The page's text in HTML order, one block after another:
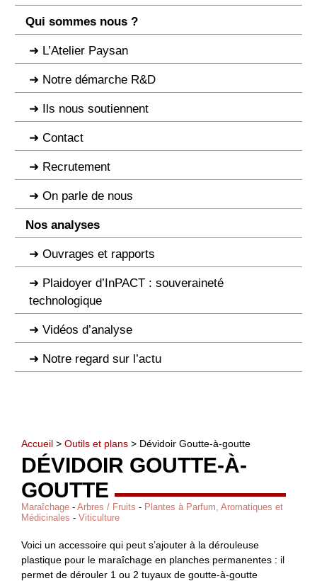
Qui sommes nous ?
L’Atelier Paysan
Notre démarche R&D
Ils nous soutiennent
Contact
Recrutement
On parle de nous
Nos analyses
Ouvrages et rapports
Plaidoyer d’InPACT : souveraineté
technologique
Vidéos d’analyse
Notre regard sur l’actu
Accueil > Outils et plans > Dévidoir Goutte-à-goutte
DÉVIDOIR GOUTTE-À-
GOUTTE
Maraîchage - Arbres / Fruits - Plantes à Parfum, Aromatiques et
Médicinales - Viticulture
Voici un accessoire qui peut s’ajouter à la dérouleuse
plastique pour le maraîchage en planches permanentes : il
permet de dérouler 1 ou 2 tuyaux de goutte-à-goutte